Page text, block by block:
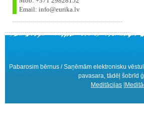
Email: info@eurika.lv
Pabarosim bērnus / Saņēmām elektronisku
pavasara, tādēļ šobrīd
Meditācijas